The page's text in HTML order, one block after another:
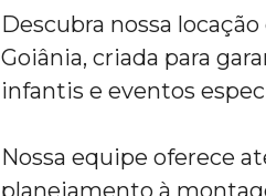
Descubra nossa
Goiânia, criada para
infantis e eventos
Nossa equipe oferece
planejamento à